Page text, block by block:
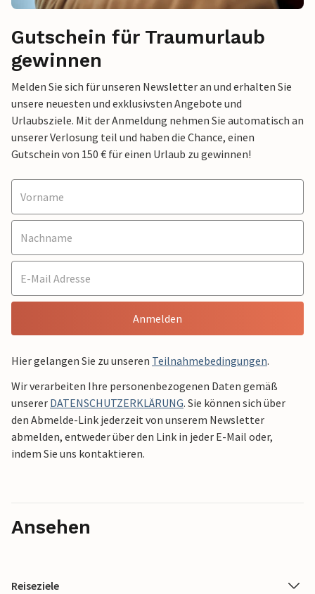
Gutschein für Traumurlaub
gewinnen
Melden Sie sich für unseren Newsletter an und erhalten Sie
unsere neuesten und exklusivsten Angebote und
Urlaubsziele. Mit der Anmeldung nehmen Sie automatisch an
unserer Verlosung teil und haben die Chance, einen
Gutschein von 150 € für einen Urlaub zu gewinnen!
Anmelden
Hier gelangen Sie zu unseren Teilnahmebedingungen.
Wir verarbeiten Ihre personenbezogenen Daten gemäß
unserer DATENSCHUTZERKLÄRUNG. Sie können sich über
den Abmelde-Link jederzeit von unserem Newsletter
abmelden, entweder über den Link in jeder E-Mail oder,
indem Sie uns kontaktieren.
Ansehen
Reiseziele